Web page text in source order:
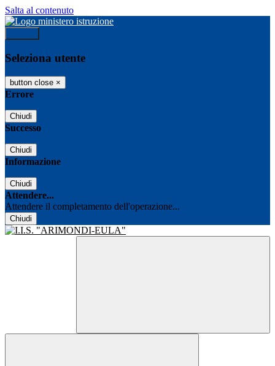
Salta al contenuto
Seleziona utente
button close ×
Errore
Chiudi
Successo
Chiudi
Informazione
Chiudi
Attendere...
Attendere il completamento dell'operazione...
Chiudi